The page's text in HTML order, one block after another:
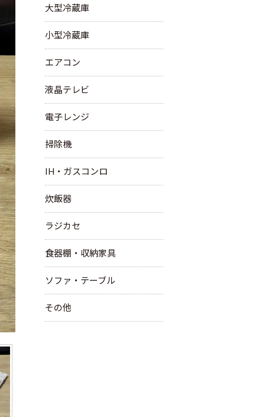
大型冷蔵庫
小型冷蔵庫
エアコン
液晶テレビ
電子レンジ
掃除機
IH・ガスコンロ
炊飯器
ラジカセ
食器棚・収納家具
ソファ・テーブル
その他